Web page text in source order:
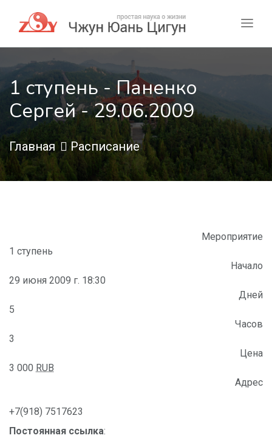
1 ступень - Паненко
Сергей - 29.06.2009
Главная Расписание
Мероприятие
1 ступень
Начало
29 июня 2009 г. 18:30
Дней
5
Часов
3
Цена
3 000 RUB
Адрес
+7(918) 7517623
Постоянная ссылка: